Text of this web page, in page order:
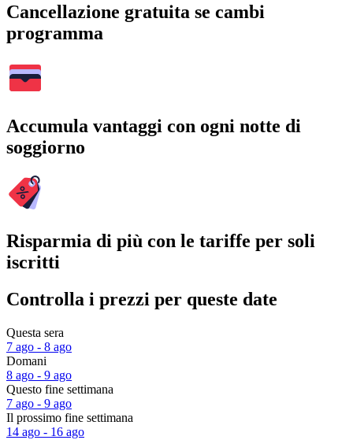
Cancellazione gratuita se cambi
programma
Accumula vantaggi con ogni notte di
soggiorno
Risparmia di più con le tariffe per soli
iscritti
Controlla i prezzi per queste date
Questa sera
7 ago - 8 ago
Domani
8 ago - 9 ago
Questo fine settimana
7 ago - 9 ago
Il prossimo fine settimana
14 ago - 16 ago